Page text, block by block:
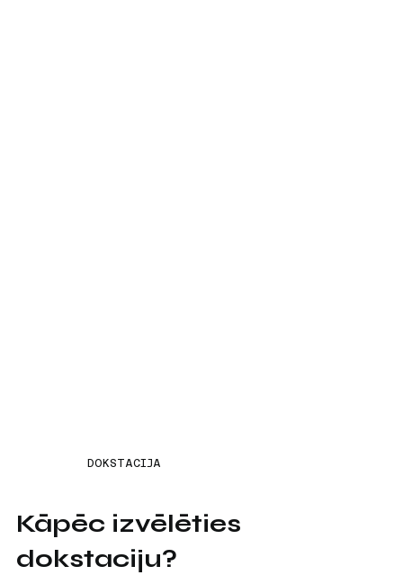
DOKSTACIJA
Kāpēc izvēlēties
dokstaciju?